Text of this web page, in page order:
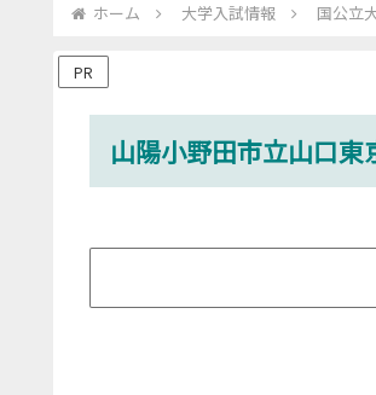
ホーム 大学入試情報 国公立
PR
山陽小野田市立山口